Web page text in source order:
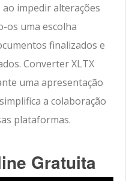
impedir alterações
os uma escolha
finalizados e
Converter XLTX
uma apresentação
a colaboração
plataformas.
Gratuita